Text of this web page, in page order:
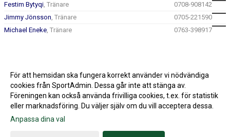
Festim Bytyqi, Tränare
0708-908142
Jimmy Jönsson, Tränare
0705-221590
Michael Eneke, Tränare 0763-398917
Gå till Webbversion
För att hemsidan ska fungera korrekt använder vi nödvändiga
cookies från SportAdmin. Dessa går inte att stänga av.
Föreningen kan också använda frivilliga cookies, t.ex. för statistik
eller marknadsföring. Du väljer själv om du vill acceptera dessa.
Anpassa dina val